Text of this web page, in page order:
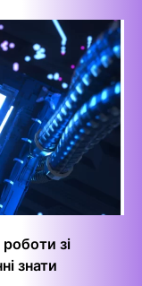
зі
знати